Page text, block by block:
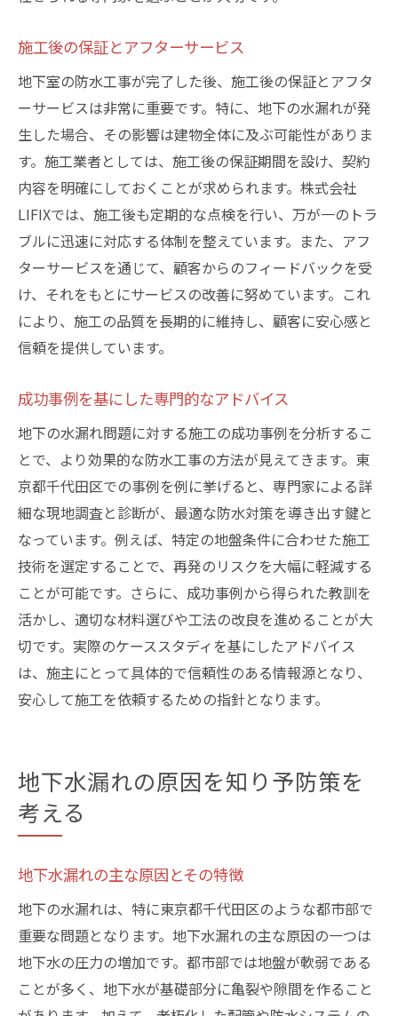
施工後の保証とアフターサービス
地下室の防水工事が完了した後、施工後の保証とアフタ
ーサービスは非常に重要です。特に、地下の水漏れが発
生した場合、その影響は建物全体に及ぶ可能性がありま
す。施工業者としては、施工後の保証期間を設け、契約
内容を明確にしておくことが求められます。株式会社
LIFIXでは、施工後も定期的な点検を行い、万が一のトラ
ブルに迅速に対応する体制を整えています。また、アフ
ターサービスを通じて、顧客からのフィードバックを受
け、それをもとにサービスの改善に努めています。これ
により、施工の品質を長期的に維持し、顧客に安心感と
信頼を提供しています。
成功事例を基にした専門的なアドバイス
地下の水漏れ問題に対する施工の成功事例を分析するこ
とで、より効果的な防水工事の方法が見えてきます。東
京都千代田区での事例を例に挙げると、専門家による詳
細な現地調査と診断が、最適な防水対策を導き出す鍵と
なっています。例えば、特定の地盤条件に合わせた施工
技術を選定することで、再発のリスクを大幅に軽減する
ことが可能です。さらに、成功事例から得られた教訓を
活かし、適切な材料選びや工法の改良を進めることが大
切です。実際のケーススタディを基にしたアドバイス
は、施主にとって具体的で信頼性のある情報源となり、
安心して施工を依頼するための指針となります。
地下水漏れの原因を知り予防策を
考える
地下水漏れの主な原因とその特徴
地下の水漏れは、特に東京都千代田区のような都市部で
重要な問題となります。地下水漏れの主な原因の一つは
地下水の圧力の増加です。都市部では地盤が軟弱である
ことが多く、地下水が基礎部分に亀裂や隙間を作ること